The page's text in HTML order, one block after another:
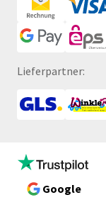
Lieferpartner:
Google